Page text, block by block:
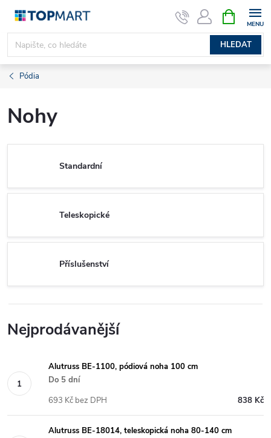
Přejít
obsah
HLEDAT
NÁKUPNÍ
KOŠÍK
Pódia
Nohy
Standardní
Teleskopické
Příslušenství
Nejprodávanější
Alutruss BE-1100, pódiová noha 100 cm
Do 5 dní
838 Kč
693 Kč bez DPH
Alutruss BE-18014, teleskopická noha 80-140 cm